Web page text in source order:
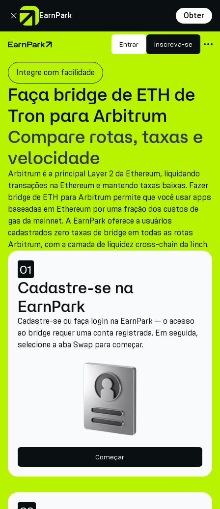
EarnPark Obter
Fechar
Página Inicial Entrar Inscreva-se
Produtos
Mercados
Calculadoras
PARK Token
Recursos
Empresa
Integre com facilidade
Faça bridge de ETH de
Tron para Arbitrum
Compare rotas, taxas e
velocidade
Arbitrum é a principal Layer 2 da Ethereum, liquidando
transações na Ethereum e mantendo taxas baixas. Fazer
bridge de ETH para Arbitrum permite que você usar apps
baseadas em Ethereum por uma fração dos custos de
gas da mainnet. A EarnPark oferece a usuários
cadastrados zero taxas de bridge em todas as rotas
Arbitrum, com a camada de liquidez cross-chain da 1inch.
01
Cadastre-se na
EarnPark
Cadastre-se ou faça login na EarnPark — o acesso
ao bridge requer uma conta registrada. Em seguida,
selecione a aba Swap para começar.
Começar